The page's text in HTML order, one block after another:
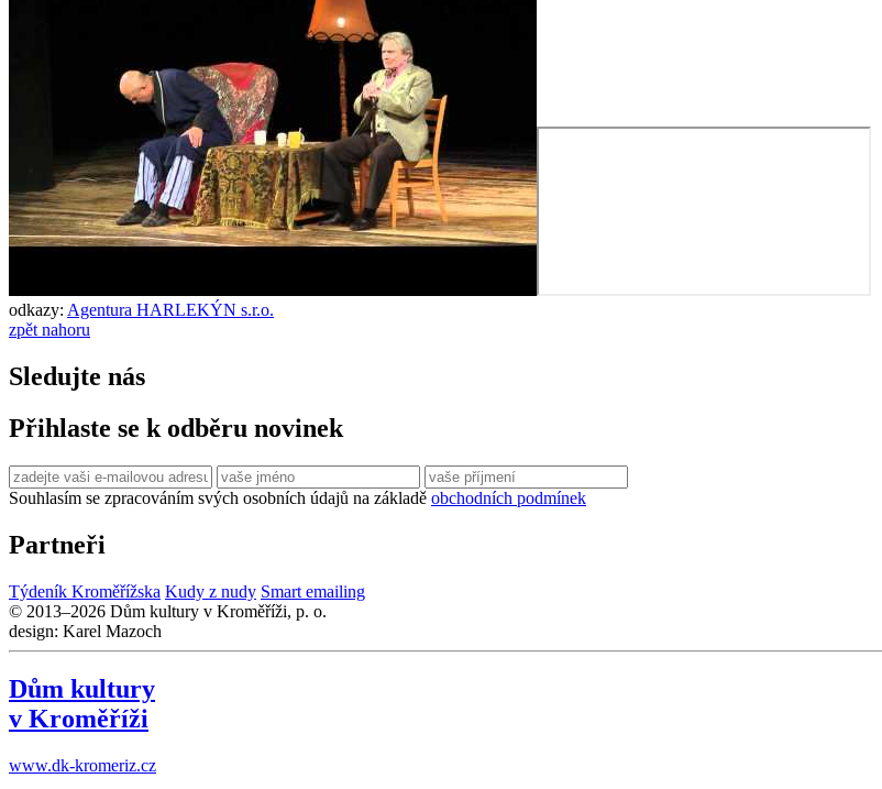
odkazy: Agentura HARLEKÝN s.r.o.
zpět nahoru
Sledujte nás
Přihlaste se k odběru novinek
Souhlasím se zpracováním svých osobních údajů na základě obchodních podmínek
Partneři
Týdeník Kroměřížska Kudy z nudy Smart emailing
© 2013–2026 Dům kultury v Kroměříži, p. o.
design: Karel Mazoch
Dům kultury
v Kroměříži
www.dk-kromeriz.cz